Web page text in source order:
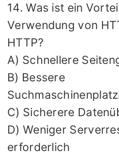
14. Was ist ein
Verwendung von
HTTP?
A) Schnellere
B) Bessere
C) Sicherere
D) Weniger
erforderlich